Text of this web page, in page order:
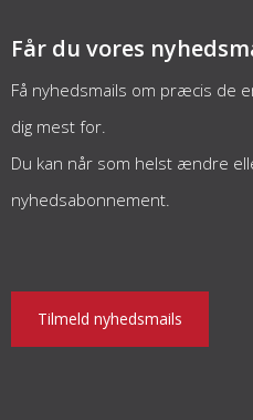
Får du vores
Få nyhedsmails om præcis de
dig mest for.
Du kan når som helst ændre
nyhedsabonnement.
Tilmeld nyhedsmails